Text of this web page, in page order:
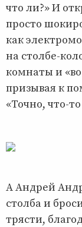
что ли?» И
просто
как
на столбе-
комнаты и
призывая к
«Точно, что-
А Андрей
столба и
трясти,